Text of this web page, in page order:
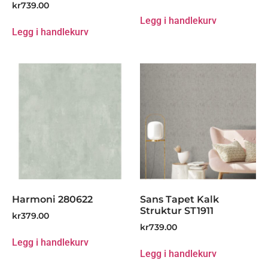
kr739.00
Legg i handlekurv
Legg i handlekurv
Harmoni 280622
kr379.00
Legg i handlekurv
Sans Tapet Kalk
Struktur ST1911
kr739.00
Legg i handlekurv